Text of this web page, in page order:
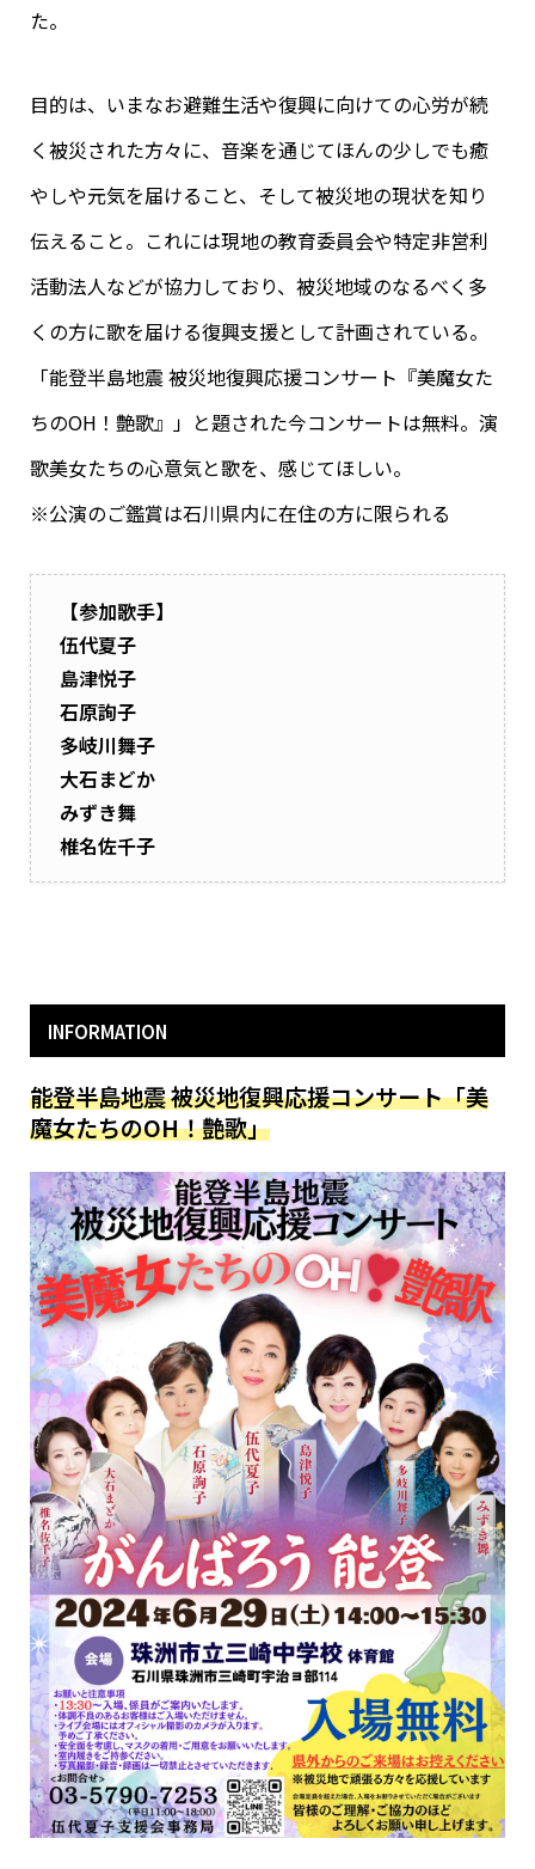
た。
目的は、いまなお避難生活や復興に向けての心労が続
く被災された方々に、音楽を通じてほんの少しでも癒
やしや元気を届けること、そして被災地の現状を知り
伝えること。これには現地の教育委員会や特定非営利
活動法人などが協力しており、被災地域のなるべく多
くの方に歌を届ける復興支援として計画されている。
「能登半島地震 被災地復興応援コンサート『美魔女た
ちのOH！艶歌』」と題された今コンサートは無料。演
歌美女たちの心意気と歌を、感じてほしい。
※公演のご鑑賞は石川県内に在住の方に限られる
【参加歌手】
伍代夏子
島津悦子
石原詢子
多岐川舞子
大石まどか
みずき舞
椎名佐千子
INFORMATION
能登半島地震 被災地復興応援コンサート「美
魔女たちのOH！艶歌」